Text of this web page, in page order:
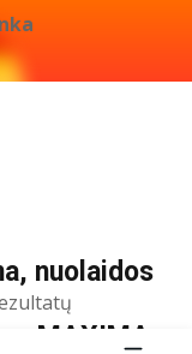
nuolaidos
MAXIMA